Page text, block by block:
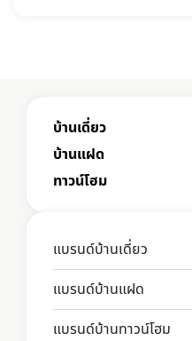
บ้านเดี่ยว
บ้านแฝด
ทาวน์โฮม
แบรนด์บ้านเดี่ยว
แบรนด์บ้านแฝด
แบรนด์บ้านทาวน์โฮม